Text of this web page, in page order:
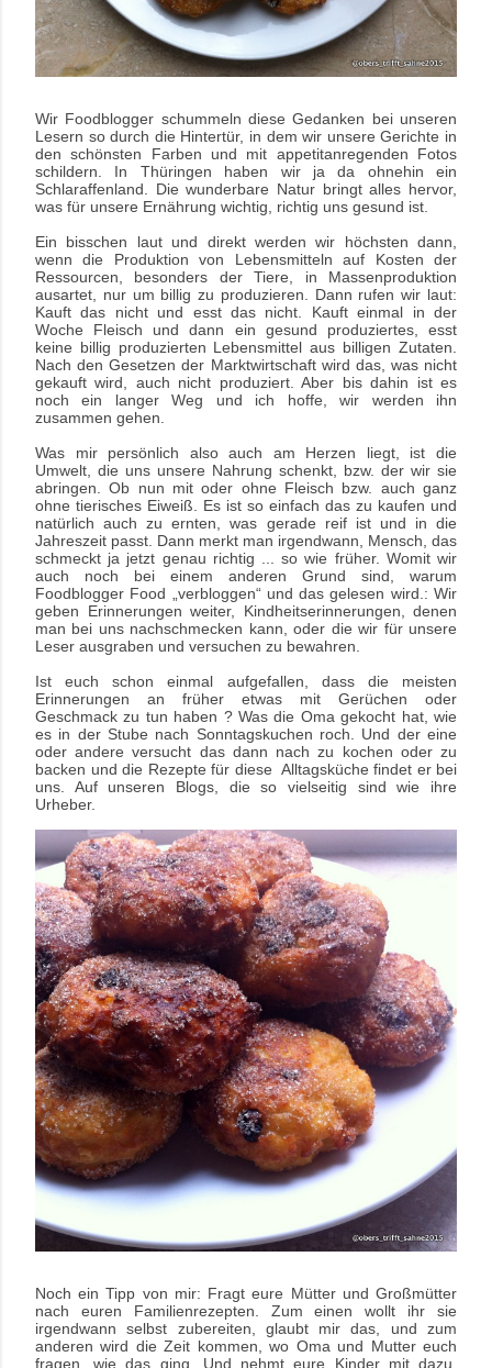
Wir Foodblogger schummeln diese Gedanken bei unseren
Lesern so durch die Hintertür, in dem wir unsere Gerichte in
den schönsten Farben und mit appetitanregenden Fotos
schildern. In Thüringen haben wir ja da ohnehin ein
Schlaraffenland. Die wunderbare Natur bringt alles hervor,
was für unsere Ernährung wichtig, richtig uns gesund ist.
Ein bisschen laut und direkt werden wir höchsten dann,
wenn die Produktion von Lebensmitteln auf Kosten der
Ressourcen, besonders der Tiere, in Massenproduktion
ausartet, nur um billig zu produzieren. Dann rufen wir laut:
Kauft das nicht und esst das nicht. Kauft einmal in der
Woche Fleisch und dann ein gesund produziertes, esst
keine billig produzierten Lebensmittel aus billigen Zutaten.
Nach den Gesetzen der Marktwirtschaft wird das, was nicht
gekauft wird, auch nicht produziert. Aber bis dahin ist es
noch ein langer Weg und ich hoffe, wir werden ihn
zusammen gehen.
Was mir persönlich
also auch am Herzen liegt, ist die
Umwelt, die uns unsere Nahrung schenkt, bzw. der wir sie
abringen. Ob nun mit oder ohne Fleisch bzw. auch ganz
ohne tierisches Eiweiß. Es ist so einfach das zu kaufen und
natürlich auch zu ernten, was gerade reif ist und in die
Jahreszeit passt. Dann merkt man irgendwann, Mensch, das
schmeckt ja jetzt genau richtig ... so wie früher. Womit wir
auch noch bei einem anderen Grund sind, warum
Foodblogger Food „verbloggen“ und das gelesen wird :Wir
geben Erinnerungen weiter, Kindheitserinnerungen, denen
man bei uns nachschmecken kann, oder die wir für unsere
Leser ausgraben und versuchen zu bewahren.
Ist euch schon einmal aufgefallen, dass die meisten
Erinnerungen an früher etwas mit Gerüchen oder
Geschmack zu tun haben ? Was die Oma gekocht hat, wie
es in der Stube nach Sonntagskuchen roch. Und der eine
oder andere versucht das dann nach zu kochen oder zu
backen und die Rezepte für diese Alltagsküche findet er bei
uns. Auf unseren Blogs, die so vielseitig sind wie ihre
Urheber.
Noch ein Tipp von mir: Fragt eure Mütter und Großmütter
nach euren Familienrezepten. Zum einen wollt ihr sie
irgendwann selbst zubereiten, glaubt mir das, und zum
anderen wird die Zeit kommen, wo Oma und Mutter euch
fragen, wie das ging. Und nehmt eure Kinder mit dazu.